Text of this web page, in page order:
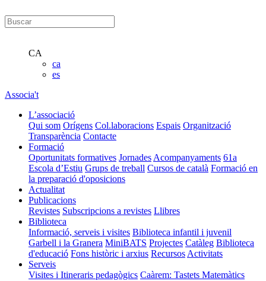
CA
ca
es
Associa't
L’associació
Qui som Orígens Col.laboracions Espais Organització
Transparència Contacte
Formació
Oportunitats formatives Jornades Acompanyaments 61a
Escola d’Estiu Grups de treball Cursos de català Formació en
la preparació d'oposicions
Actualitat
Publicacions
Revistes Subscripcions a revistes Llibres
Biblioteca
Informació, serveis i visites Biblioteca infantil i juvenil
Garbell i la Granera MiniBATS Projectes Catàleg Biblioteca
d'educació Fons històric i arxius Recursos Activitats
Serveis
Visites i Itineraris pedagògics Caàrem: Tastets Matemàtics